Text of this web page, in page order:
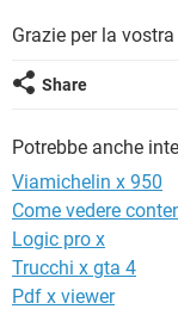
Grazie per la
Share
Potrebbe anche
Viamichelin x 950
Come vedere
Logic pro x
Trucchi x gta 4
Pdf x viewer